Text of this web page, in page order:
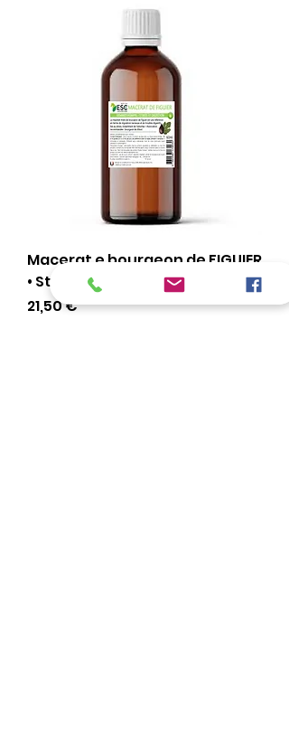
Macerat e bourgeon de FIGUIER
• Stress et troubles digestifs
Prix
21,50 €